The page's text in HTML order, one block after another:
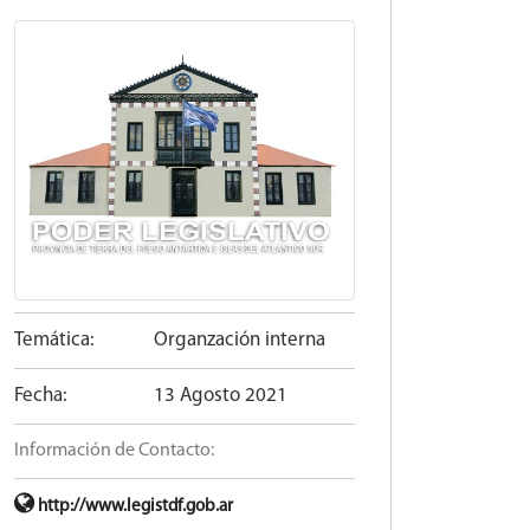
Temática: Organzación interna
Fecha: 13 Agosto 2021
Información de Contacto:
http://www.legistdf.gob.ar